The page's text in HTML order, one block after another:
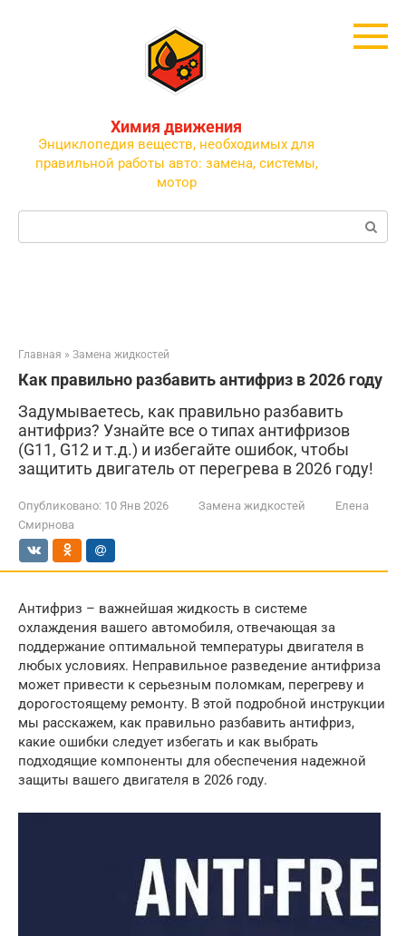
Химия движения
Энциклопедия веществ, необходимых для
правильной работы авто: замена, системы,
мотор
Поиск:
Главная » Замена жидкостей
Как правильно разбавить антифриз в 2026 году
Задумываетесь, как правильно разбавить
антифриз? Узнайте все о типах антифризов
(G11, G12 и т.д.) и избегайте ошибок, чтобы
защитить двигатель от перегрева в 2026 году!
Опубликовано: 10 Янв 2026 Замена жидкостей
Елена
Смирнова
Антифриз – важнейшая жидкость в системе
охлаждения вашего автомобиля, отвечающая за
поддержание оптимальной температуры двигателя в
любых условиях. Неправильное разведение антифриза
может привести к серьезным поломкам, перегреву и
дорогостоящему ремонту. В этой подробной инструкции
мы расскажем, как правильно разбавить антифриз,
какие ошибки следует избегать и как выбрать
подходящие компоненты для обеспечения надежной
защиты вашего двигателя в 2026 году.